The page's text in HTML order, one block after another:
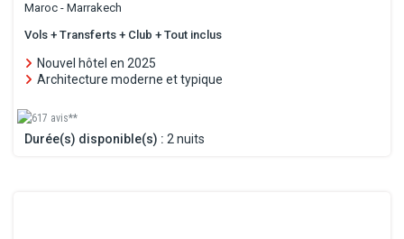
Maroc - Marrakech
Vols + Transferts + Club + Tout inclus
Nouvel hôtel en 2025
Architecture moderne et typique
617 avis**
Durée(s) disponible(s) : 2 nuits